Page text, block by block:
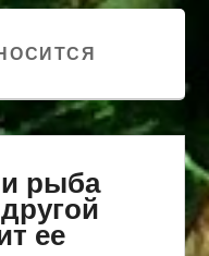
рыба
ее